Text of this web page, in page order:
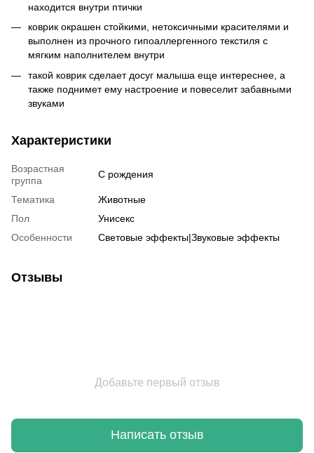
находится внутри птички
коврик окрашен стойкими, нетоксичными красителями и
выполнен из прочного гипоаллергенного текстиля с
мягким наполнителем внутри
такой коврик сделает досуг малыша еще интереснее, а
также поднимет ему настроение и повеселит забавными
звуками
Характеристики
Возрастная
группа
С рождения
Тематика
Животные
Пол
Унисекс
Особенности
Световые эффекты|Звуковые эффекты
Отзывы
Добавьте первый отзыв
Написать отзыв